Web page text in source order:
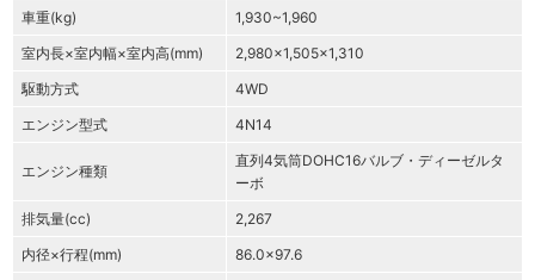
車重(kg)
1,930~1,960
室内長×室内幅×室内高(mm)
2,980×1,505×1,310
駆動方式
4WD
エンジン型式
4N14
エンジン種類
直列4気筒DOHC16バルブ・ディーゼルタ
ーボ
排気量(cc)
2,267
内径×行程(mm)
86.0×97.6